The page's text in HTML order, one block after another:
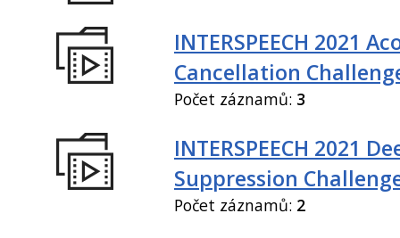
INTERSPEECH 2021
Cancellation
Počet záznamů: 3
INTERSPEECH 2021
Suppression
Počet záznamů: 2